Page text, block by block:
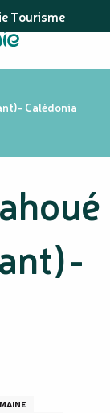
Tourisme
Calédonia